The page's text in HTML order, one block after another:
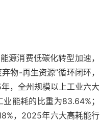
源消费低碳化转型加速，
物-再生资源”循环闭环，
，全州规模以上工业六大
能耗的比重为83.64%；
，2025年六大高耗能行